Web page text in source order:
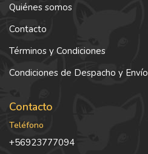
Quiénes somos
Contacto
Términos y Condiciones
Condiciones de Despacho y Envío
Contacto
Teléfono
+56923777094